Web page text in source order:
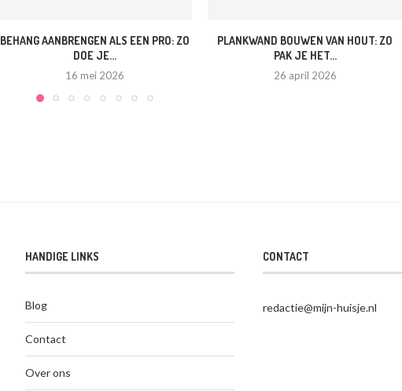
BEHANG AANBRENGEN ALS EEN PRO: ZO
DOE JE...
16 mei 2026
PLANKWAND BOUWEN VAN HOUT: ZO
PAK JE HET...
26 april 2026
HANDIGE LINKS
Blog
Contact
Over ons
CONTACT
redactie@mijn-huisje.nl